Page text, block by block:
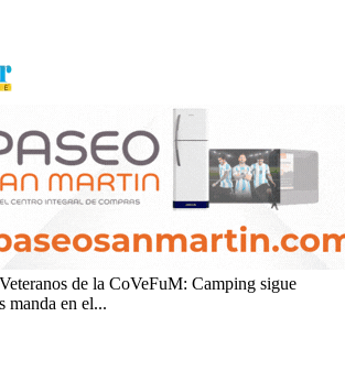
Veteranos de la CoVeFuM: Camping sigue
manda en el...